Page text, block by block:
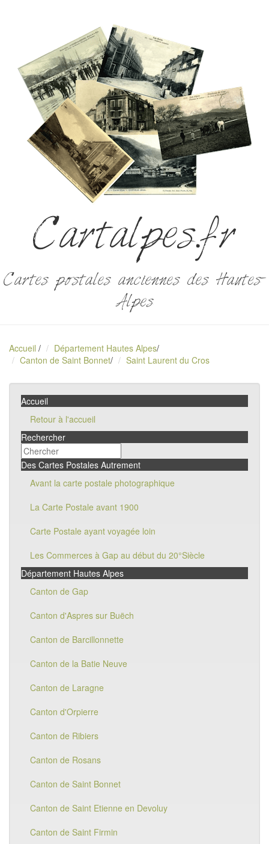
Cartalpes.fr
Cartes postales anciennes des Hautes-
Alpes
Accueil / Département Hautes Alpes/
Canton de Saint Bonnet/ Saint Laurent du Cros
Accueil
Retour à l'accueil
Rechercher
Des Cartes Postales Autrement
Avant la carte postale photographique
La Carte Postale avant 1900
Carte Postale ayant voyagée loin
Les Commerces à Gap au début du 20°Siècle
Département Hautes Alpes
Canton de Gap
Canton d'Aspres sur Buëch
Canton de Barcillonnette
Canton de la Batie Neuve
Canton de Laragne
Canton d'Orpierre
Canton de Ribiers
Canton de Rosans
Canton de Saint Bonnet
Canton de Saint Etienne en Devoluy
Canton de Saint Firmin